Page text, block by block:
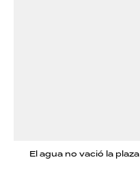
El agua no vació la plaza